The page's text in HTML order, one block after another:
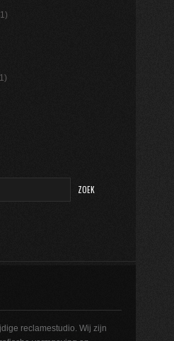
reclamestudio. Wij zijn